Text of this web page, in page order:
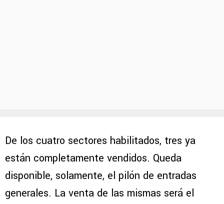
De los cuatro sectores habilitados, tres ya
están completamente vendidos. Queda
disponible, solamente, el pilón de entradas
generales. La venta de las mismas será el